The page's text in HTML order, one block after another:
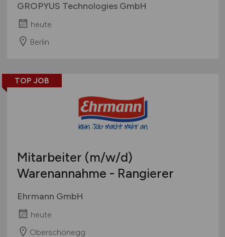
GROPYUS Technologies GmbH
heute
Berlin
TOP JOB
Mitarbeiter (m/w/d)
Warenannahme - Rangierer
Ehrmann GmbH
heute
Oberschönegg